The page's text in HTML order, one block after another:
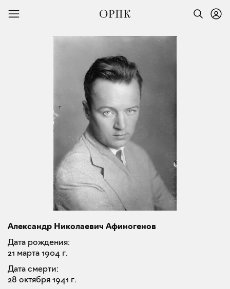
Александр Николаевич Афиногенов
Дата рождения:
21 марта 1904 г.
Дата смерти:
28 октября 1941 г.